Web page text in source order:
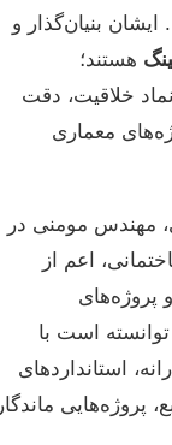
بنیان‌گذار و
هستند؛
خلاقیت، دقت
معماری
مهندس مومنی در
اعم از
پروژه‌های
است با
استانداردهای
پروژه‌هایی ماندگار